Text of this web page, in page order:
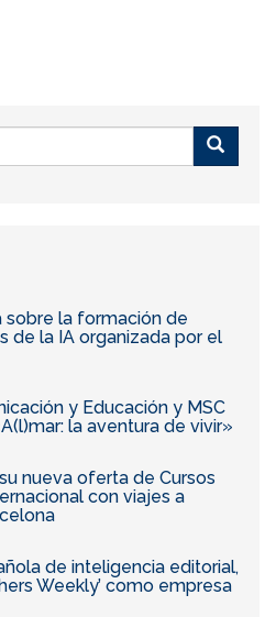
sobre la formación de
de la IA organizada por el
y Educación y MSC
la aventura de vivir»
nueva oferta de Cursos
con viajes a
de inteligencia editorial,
Weekly’ como empresa